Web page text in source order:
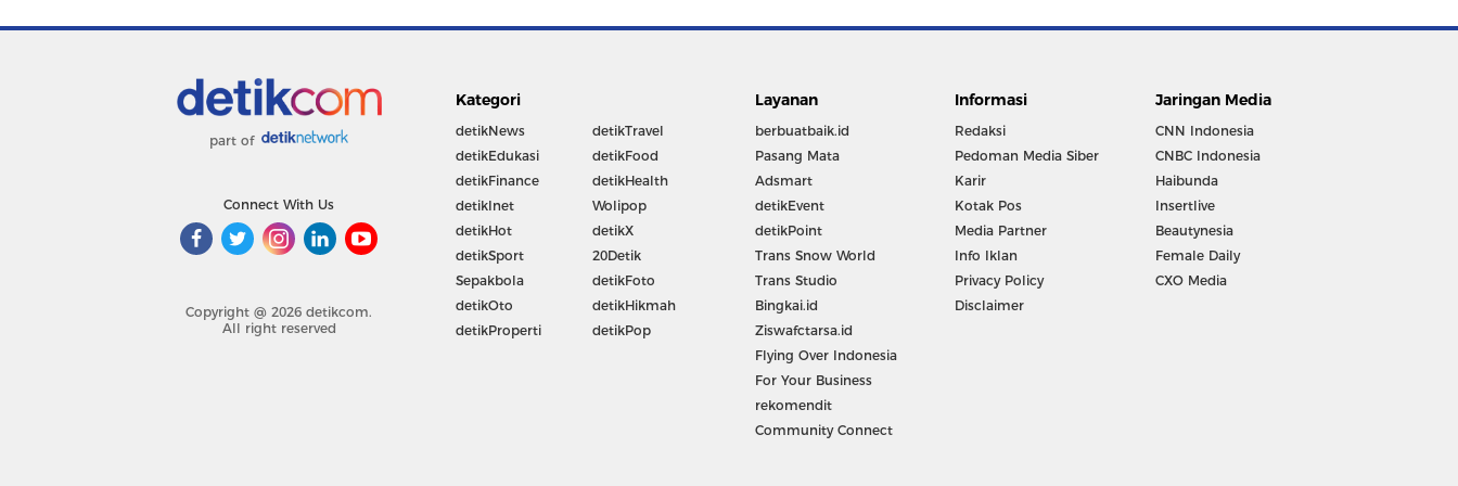
part of
Connect With Us
Copyright @ 2026 detikcom.
All right reserved
Kategori
detikNews
detikEdukasi
detikFinance
detikInet
detikHot
detikSport
Sepakbola
detikOto
detikProperti
detikTravel
detikFood
detikHealth
Wolipop
detikX
20Detik
detikFoto
detikHikmah
detikPop
Layanan
berbuatbaik.id
Pasang Mata
Adsmart
detikEvent
detikPoint
Trans Snow World
Trans Studio
Bingkai.id
Ziswafctarsa.id
Flying Over Indonesia
For Your Business
rekomendit
Community Connect
Informasi
Redaksi
Pedoman Media Siber
Karir
Kotak Pos
Media Partner
Info Iklan
Privacy Policy
Disclaimer
Jaringan Media
CNN Indonesia
CNBC Indonesia
Haibunda
Insertlive
Beautynesia
Female Daily
CXO Media